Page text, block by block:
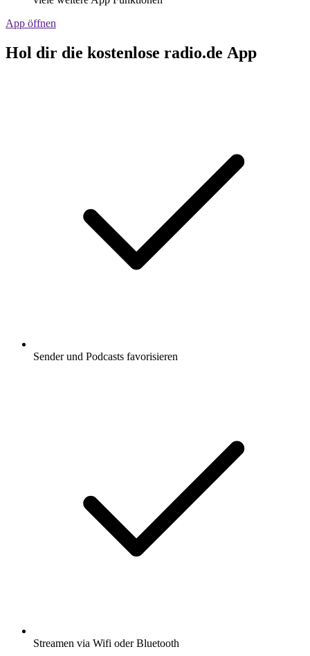
App öffnen
Hol dir die kostenlose radio.de App
Sender und Podcasts favorisieren
Streamen via Wifi oder Bluetooth